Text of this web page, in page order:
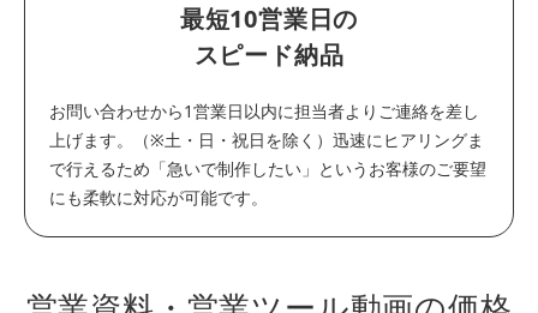
最短10営業日の
スピード納品
お問い合わせから1営業日以内に担当者よりご連絡を差し
上げます。（※土・日・祝日を除く）迅速にヒアリングま
で行えるため「急いで制作したい」というお客様のご要望
にも柔軟に対応が可能です。